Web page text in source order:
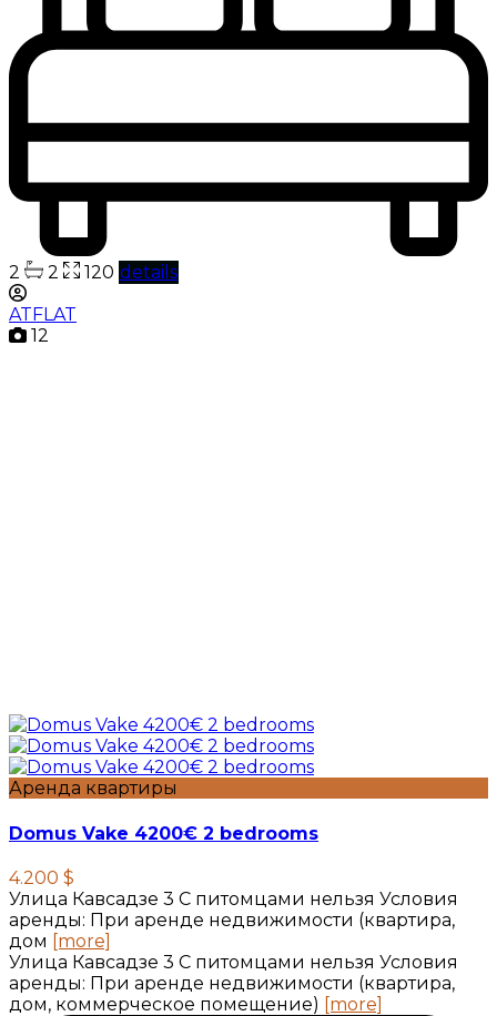
2 2 120 details
ATFLAT
12
Аренда квартиры
Domus Vake 4200€ 2 bedrooms
4.200 $
Улица Кавсадзе 3 C питомцами нельзя Условия
аренды: При аренде недвижимости (квартира,
дом [more]
Улица Кавсадзе 3 C питомцами нельзя Условия
аренды: При аренде недвижимости (квартира,
дом, коммерческое помещение) [more]